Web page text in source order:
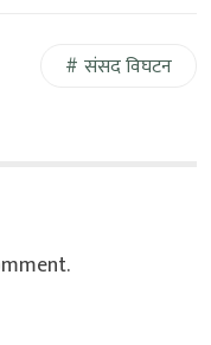
संसद विघटन